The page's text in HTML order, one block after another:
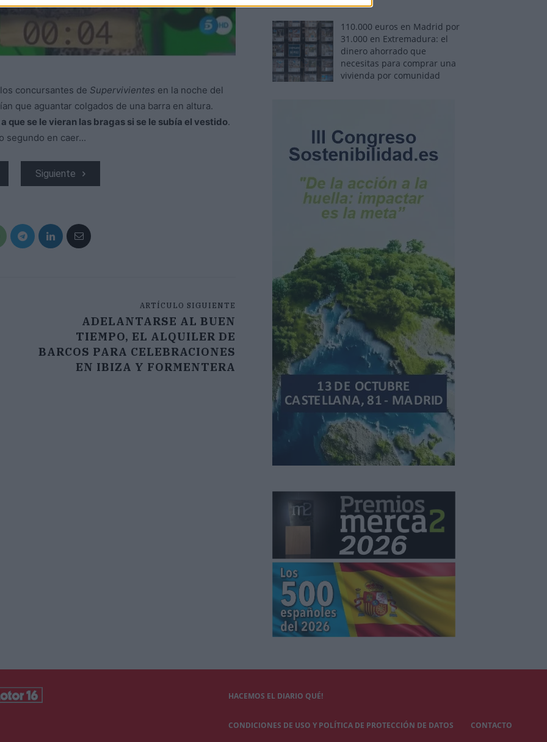
concursantes de Supervivientes en la noche del
que aguantar colgados de una barra en altura.
que se le vieran las bragas si se le subía el vestido.
segundo en caer...
Siguiente
ARTÍCULO SIGUIENTE
ADELANTARSE AL BUEN
TIEMPO, EL ALQUILER DE
BARCOS PARA CELEBRACIONES
EN IBIZA Y FORMENTERA
110.000 euros en Madrid por
31.000 en Extremadura: el
dinero ahorrado que
necesitas para comprar una
vivienda por comunidad
HACEMOS EL DIARIO QUÉ!
CONDICIONES DE USO Y POLÍTICA DE PROTECCIÓN DE DATOS CONTACTO